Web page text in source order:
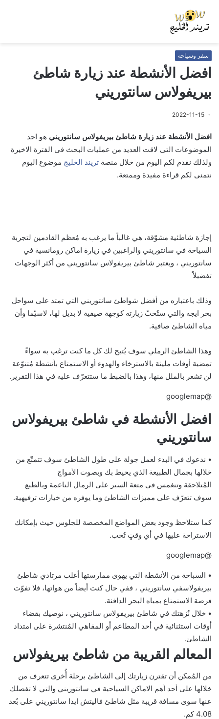
سفر وسياحة
افضل الأنشطة عند زيارة شاطئ
بيريفولاس سانتوريني
2022-11-15
افضل الأنشطة عند زيارة شاطئ بيريفولاس سانتوريني هو احد
الموضوعات التى لاقت العديد من عمليات البحث فى الفترة الاخيرة
ولذلك نقدم لكم اليوم من خلال منصة تريند الخليج موضوع اليوم
نتمنى لكم قراءة مفيدة وممتعة.
إجازة شاطئية مشوّقة، هي غالباً ما يرغب به مُعظم القادمين لتجربة
السياحة في سانتوريني والراغبين في زيارة اماكن رومانسية في
سانتوريني ، ويعتبر شاطئ بيريفولاس سانتوريني من أكثر الوجهات
تفضيلاً
وذلك باعتباره من أفضل شواطئ سانتوريني التي تمتد على سواحل
بحر ايجه والتي ستُحبّ زيارته كوجهة صيفية لا بديل لها، لاسيّما وأن
مياه الشاطئ صافية.
وهذا الشاطئ الرملي سوف يُتيح لك كل ما كنت ترغب به سواءً
تمضية أوقات مليئة بالاسترخاء والهدوء أو الاستمتاع بأنشطة مُتنوّعة
لن تشعر بالملل منها، وهذا بالضبط ما ستتعرّف عليه في هذا التقرير.
@googlemap
افضل الأنشطة في شاطئ بيريفولاس
سانتوريني
• ندعوك في البدء لعمل جولة على طول الشاطئ سوف تتمتّع من
خلالها بجمال الطبيعة الذي يحيط بك وبصوت الأمواج
المُتلاحقة وتنغمس في متعة السير على الرمال الناعمة وبالطبع
سوف تتعرّف على مميزات الشاطئ وما يوفره من خيارات ترفيهية.
كما ستلاحظ وجود بعض المواضع المخصصة للجلوس حيث بإمكانك
الاستراحة عليها في أي وقتٍ تُحب.
@googlemap
• السباحة من الأنشطة التي يهوى ممارستها أغلب مرتادي شاطئ
بيريفولاسفي سانتوريني ، ففي حال كنت أيضاً من هواتها، فلا تفوّت
فرصة الاستمتاع بمياه البحر الدافئة.
• خلال نُزهتك في شاطئ بيريفولاس سانتوريني ، نوصيك بقضاء
أوقات استثنائية في أحد المطاعم أو المقاهي المُنتشرة على امتداد
الشاطئ.
المعالم القريبة من شاطئ بيريفولاس
من المُمكن أن تقترن زيارتك إلى الشاطئ برحلة أُخرى تتعرف من
خلالها على أحد أهم الاماكن السياحية في سانتوريني والتي لا تفصلك
عنها سوى مسافة قريبة مثل شاطئ فاليتش ايدا سانتوريني على بُعد
4.08 كم.